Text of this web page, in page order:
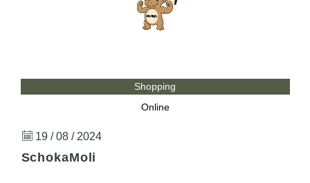
Shopping
Online
19 / 08 / 2024
SchokaMoli